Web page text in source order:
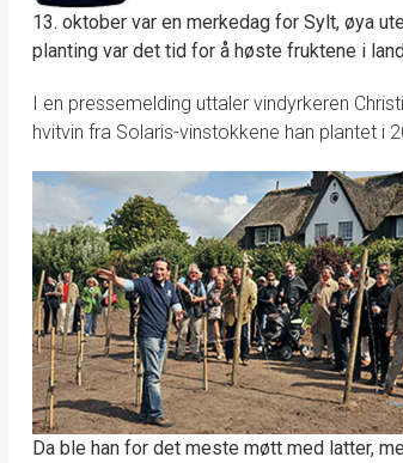
13. oktober var en merkedag for Sylt, øya
planting var det tid for å høste fruktene i
I en pressemelding uttaler vindyrkeren
hvitvin fra Solaris-vinstokkene han plantet i
Da ble han for det meste møtt med latter,